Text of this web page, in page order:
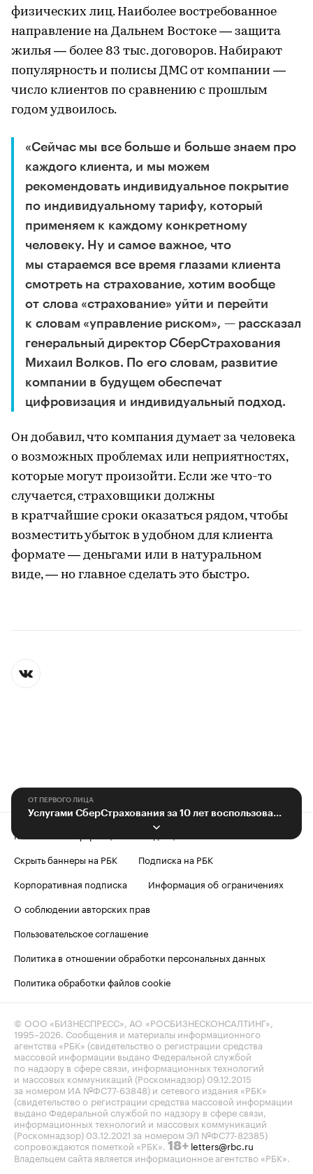
физических лиц. Наиболее востребованное
направление на Дальнем Востоке — защита
жилья — более 83 тыс. договоров. Набирают
популярность и полисы ДМС от компании —
число клиентов по сравнению с прошлым
годом удвоилось.
«Сейчас мы все больше и больше знаем про
каждого клиента, и мы можем
рекомендовать индивидуальное покрытие
по индивидуальному тарифу, который
применяем к каждому конкретному
человеку. Ну и самое важное, что
мы стараемся все время глазами клиента
смотреть на страхование, хотим вообще
от слова «страхование» уйти и перейти
к словам «управление риском», — рассказал
генеральный директор СберСтрахования
Михаил Волков. По его словам, развитие
компании в будущем обеспечат
цифровизация и индивидуальный подход.
Он добавил, что компания думает за человека
о возможных проблемах или неприятностях,
которые могут произойти. Если же что-то
случается, страховщики должны
в кратчайшие сроки оказаться рядом, чтобы
возместить убыток в удобном для клиента
формате — деньгами или в натуральном
виде, — но главное сделать это быстро.
ОТ ПЕРВОГО ЛИЦА
Услугами СберСтрахования за 10 лет воспользовались 17 млн человек
Контактная информация
Редакция
Скрыть баннеры на РБК
Подписка на РБК
Корпоративная подписка
Информация об ограничениях
О соблюдении авторских прав
Пользовательское соглашение
Политика в отношении обработки персональных данных
Политика обработки файлов cookie
© ООО «БИЗНЕСПРЕСС», АО «РОСБИЗНЕСКОНСАЛТИНГ»,
1995–2026 . Сообщения и материалы информационного
агентства «РБК» (свидетельство о регистрации средства
массовой информации выдано Федеральной службой
по надзору в сфере связи, информационных технологий
и массовых коммуникаций (Роскомнадзор) 09.12.2015
за номером ИА №ФС77-63848) и сетевого издания «РБК»
(свидетельство о регистрации средства массовой информации
выдано Федеральной службой по надзору в сфере связи,
информационных технологий и массовых коммуникаций
(Роскомнадзор) 03.12.2021 за номером ЭЛ №ФС77-82385)
сопровождаются пометкой «РБК». 18+ letters@rbc.ru
Владельцем сайта является информационное агентство «РБК».